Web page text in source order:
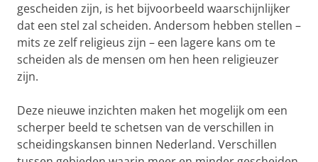
gescheiden zijn, is het bijvoorbeeld waarschijnlijker
dat een stel zal scheiden. Andersom hebben stellen –
mits ze zelf religieus zijn – een lagere kans om te
scheiden als de mensen om hen heen religieuzer
zijn.
Deze nieuwe inzichten maken het mogelijk om een
scherper beeld te schetsen van de verschillen in
scheidingskansen binnen Nederland. Verschillen